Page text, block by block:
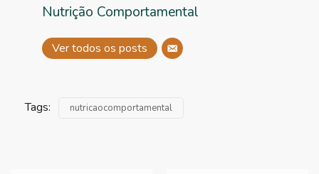
Nutrição Comportamental
Ver todos os posts
Tags: nutricaocomportamental